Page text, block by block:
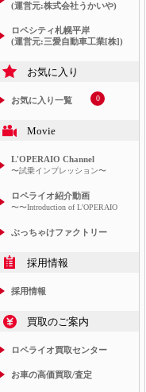
(運営元:株式会社うかいや)
ロペシティ札幌平岸
(運営元:三愛自動車工業[株])
お気に入り
お気に入り一覧 0
Movie
L'OPERAIO Channel
〜試乗インプレッション〜
ロペライオ紹介動画
〜〜Introduction of L'OPERAIO
ぶっちゃけファクトリー
採用情報
採用情報
買取のご案内
ロペライオ買取センター
お車の高価買取/査定